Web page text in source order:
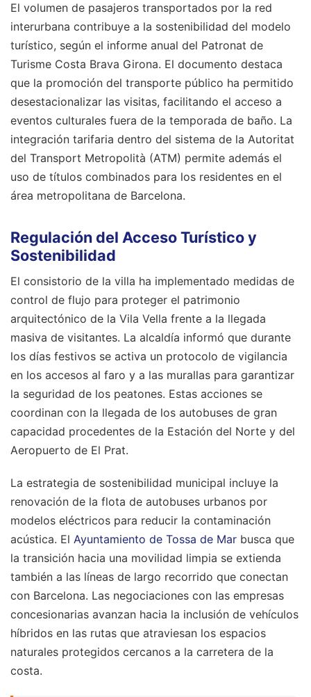
El volumen de pasajeros transportados por la red
interurbana contribuye a la sostenibilidad del modelo
turístico, según el informe anual del Patronat de
Turisme Costa Brava Girona. El documento destaca
que la promoción del transporte público ha permitido
desestacionalizar las visitas, facilitando el acceso a
eventos culturales fuera de la temporada de baño. La
integración tarifaria dentro del sistema de la Autoritat
del Transport Metropolità (ATM) permite además el
uso de títulos combinados para los residentes en el
área metropolitana de Barcelona.
Regulación del Acceso Turístico y
Sostenibilidad
El consistorio de la villa ha implementado medidas de
control de flujo para proteger el patrimonio
arquitectónico de la Vila Vella frente a la llegada
masiva de visitantes. La alcaldía informó que durante
los días festivos se activa un protocolo de vigilancia
en los accesos al faro y a las murallas para garantizar
la seguridad de los peatones. Estas acciones se
coordinan con la llegada de los autobuses de gran
capacidad procedentes de la Estación del Norte y del
Aeropuerto de El Prat.
La estrategia de sostenibilidad municipal incluye la
renovación de la flota de autobuses urbanos por
modelos eléctricos para reducir la contaminación
acústica. El Ayuntamiento de Tossa de Mar busca que
la transición hacia una movilidad limpia se extienda
también a las líneas de largo recorrido que conectan
con Barcelona. Las negociaciones con las empresas
concesionarias avanzan hacia la inclusión de vehículos
híbridos en las rutas que atraviesan los espacios
naturales protegidos cercanos a la carretera de la
costa.